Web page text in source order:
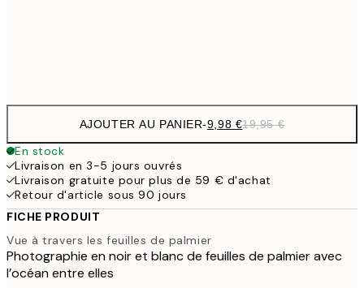
AJOUTER AU PANIER-9,98 €19,95 €
En stock
Livraison en 3-5 jours ouvrés
Livraison gratuite pour plus de 59 € d'achat
Retour d'article sous 90 jours
FICHE PRODUIT
Vue à travers les feuilles de palmier
Photographie en noir et blanc de feuilles de palmier avec
l’océan entre elles